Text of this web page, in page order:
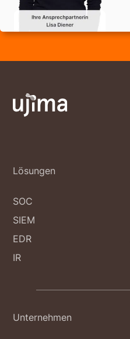
Lösungen
SOC
SIEM
EDR
IR
Unternehmen